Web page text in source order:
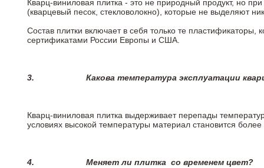
Кварц-виниловая плитка - это не природный продукт, но
(кварцевый песок, стекловолокно), которые не выделяют
Состав плитки включает в себя только те
сертификатами России Европы и США.
3. Какова температура эксплуатации
Кварц-виниловая плитка выдерживает перепады
условиях высокой температуры материал становится
4. Меняет ли плитка со временем цвет?